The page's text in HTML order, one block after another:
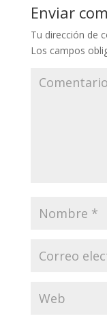
Enviar
Tu dirección de
Los campos